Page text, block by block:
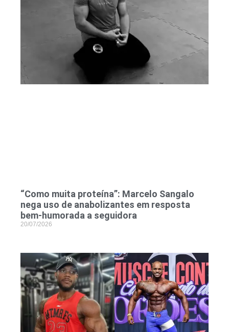
“Como muita proteína”: Marcelo Sangalo
nega uso de anabolizantes em resposta
bem-humorada a seguidora
20/07/2026